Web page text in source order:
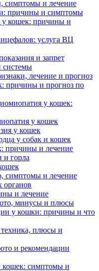
симптомы и лечение
причины и симптомы
у кошек: причины и
услуга ВЦ
и запрет
системы
лечение и прогноз
причины и прогноз по
у кошек:
у кошек
у кошек
у собак и кошек
причины и лечение
и горла
симптомы и лечение
органов
и лечение
минусы и плюсы
у кошки: причины и что
плюсы и
и рекомендации
кошек: симптомы и